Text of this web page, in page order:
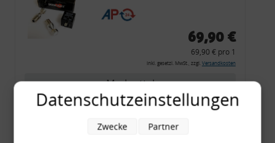
CF 14
69,90 €
69,90 € pro 1
inkl. gesetzl. MwSt., zzgl. Versandkosten
Merkzettel
Zum Artikel
Datenschutzeinstellungen
Zwecke Partner